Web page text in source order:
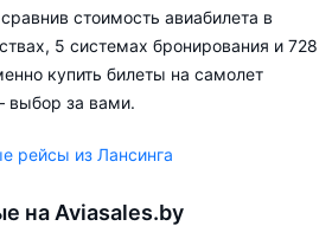
стоимость авиабилета в
5 системах бронирования и 728
купить билеты на самолет
выбор за вами.
рейсы из Лансинга
на Aviasales.by